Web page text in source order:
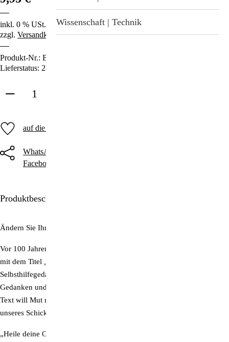
inkl. 0 % USt.
zzgl. Versandkosten
Produkt-Nr.: B-3360
Lieferstatus: 2-3 Tage
auf die Merkliste
WhatsApp
Facebook
Produktbeschreibung
Ändern Sie Ihre Art zu denken und Sie ändern Ihr Leben!
Vor 100 Jahren schrieb ein unbekannter Engländer ein kleines Buch
mit dem Titel
Selbsthilfegedankens: der Schlüssel zum Erfolg liegt in unseren
Gedanken und wir sollten lernen, diesen Schlüssel zu benutzen. Der
Text will Mut machen, diese Kraft auch einzusetzen und so zu Meistern
unseres Schicksals werden.
„Heile deine Gedanken“ hat – obwohl bereits über 100 Jahre alt –
Fundgrube Wissenschaft | Technik